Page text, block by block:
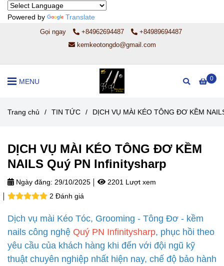
Powered by Translate
Gọi ngay +84962694487
+84989694487
kemkeotongdo@gmail.com
0
MENU
Trang chủ / TIN TỨC / DỊCH VỤ MÀI KÉO TÔNG ĐƠ KỀM
DỊCH VỤ MÀI KÉO TÔNG ĐƠ KỀM
NAILS Quý PN Infinitysharp
Ngày đăng: 29/10/2025
2201 Lượt xem
2 Đánh giá
Dịch vụ mài Kéo Tóc, Grooming - Tông Đơ - kềm
nails công nghệ Quý PN Infinitysharp, phục hồi theo
yêu cầu của khách hàng khi đến với đội ngũ kỹ
thuật chuyên nghiệp nhất hiện nay, chế độ bảo hành